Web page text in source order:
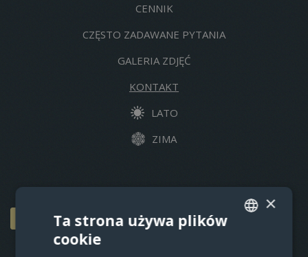
CENNIK
CZĘSTO ZADAWANE PYTANIA
GALERIA ZDJĘĆ
KONTAKT
LATO
ZIMA
REZERWACJA
×
Ta strona używa plików
cookie